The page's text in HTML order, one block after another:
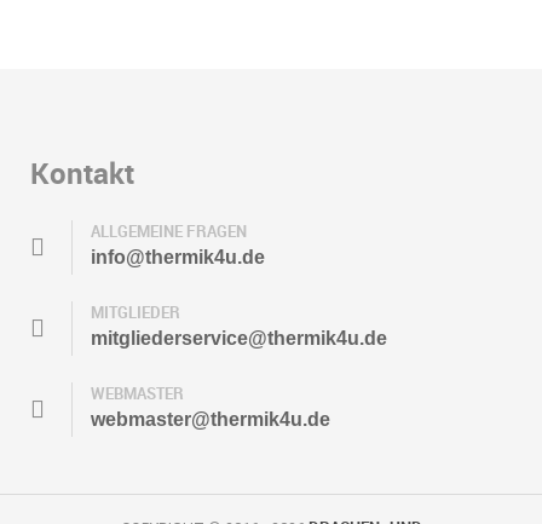
Kontakt
ALLGEMEINE FRAGEN
info@thermik4u.de
MITGLIEDER
mitgliederservice@thermik4u.de
WEBMASTER
webmaster@thermik4u.de